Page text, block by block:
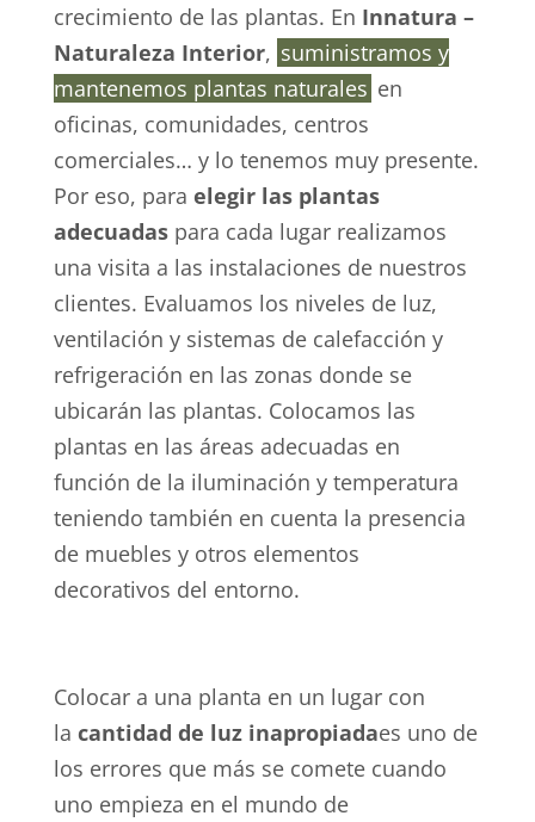
crecimiento de las plantas. En Innatura –
Naturaleza Interior, suministramos y
mantenemos plantas naturales en
oficinas, comunidades, centros
comerciales… y lo tenemos muy presente.
Por eso, para elegir las plantas
adecuadaspara cada lugar realizamos
una visita a las instalaciones de nuestros
clientes. Evaluamos los niveles de luz,
ventilación y sistemas de calefacción y
refrigeración en las zonas donde se
ubicarán las plantas. Colocamos las
plantas en las áreas adecuadas en
función de la iluminación y temperatura
teniendo también en cuenta la presencia
de muebles y otros elementos
decorativos del entorno.
Colocar a una planta en un lugar con
la cantidad de luz inapropiadaes uno de
los errores que más se comete cuando
uno empieza en el mundo de